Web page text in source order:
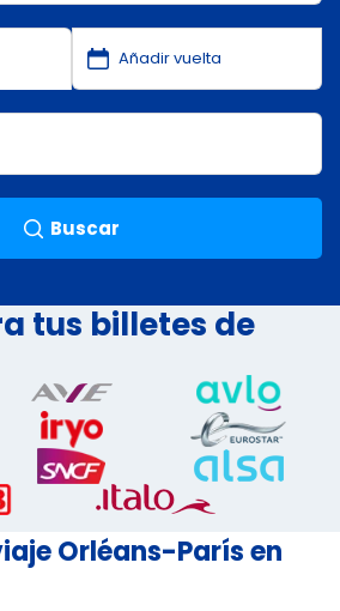
Buscar
tus billetes de
Orléans-París en